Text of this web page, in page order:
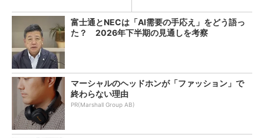
富士通とNECは「AI需要の手応え」をどう語っ
た？ 2026年下半期の見通しを考察
マーシャルのヘッドホンが「ファッション」で
終わらない理由
PR(Marshall Group AB)